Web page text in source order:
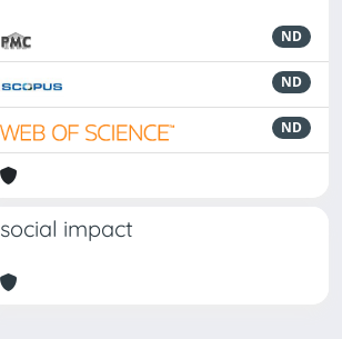
ND
ND
ND
social impact